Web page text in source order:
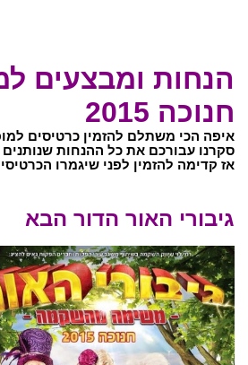
הנחות ומבצעים
חנוכה 2015
איפה הכי משתלם להזמין כרטיסים
סקרנו עבורכם את כל ההנחות שנותנים
אז קדימה להזמין לפני שיגמרו
גיבורי האור הדור הבא